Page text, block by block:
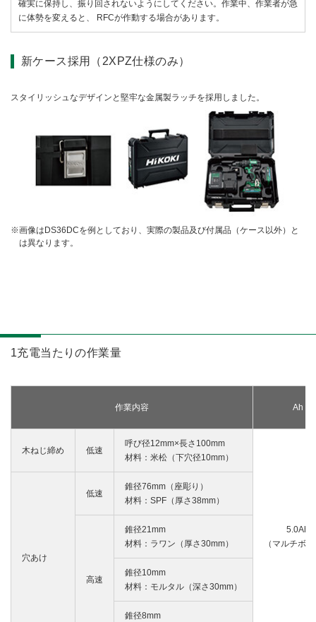
確実に保持し、振り回されないようにしてください。作業中、作業者が急
に体勢を変えると、 RFCが作動する場合があります。
新ケース採用（2XPZ仕様のみ）
スタイリッシュなデザインと堅牢な金属製ラッチを採用しました。
画像はDS36DCを例としており、実際の製品及び付属品（ケース以外）と
は異なります。
1充電当たりの作業量
作業内容 Ah
木ねじ締め 低速
呼び径12mm×長さ100mm
材料：米松（下穴径10mm）
5.0Ah
（マルチボ
穴あけ
低速
錐径76mm（座彫り）
材料：SPF（厚さ38mm）
高速
錐径21mm
材料：ラワン（厚さ30mm）
錐径10mm
材料：モルタル（深さ30mm）
錐径8mm